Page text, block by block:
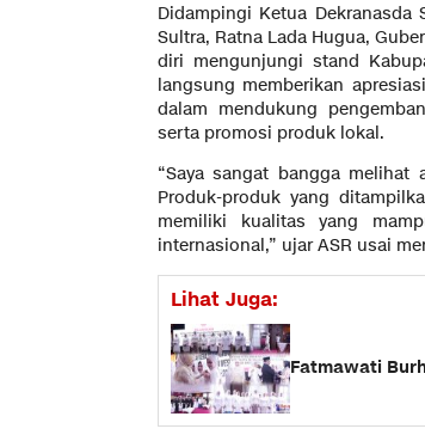
Didampingi Ketua
Sultra, Ratna Lada Hugua,
diri mengunjungi stand
langsung memberikan
dalam mendukung
serta promosi produk lokal.
“Saya sangat bangga melihat
Produk-produk yang
memiliki kualitas yang
internasional,” ujar ASR usai
Lihat Juga:
Fatmawati